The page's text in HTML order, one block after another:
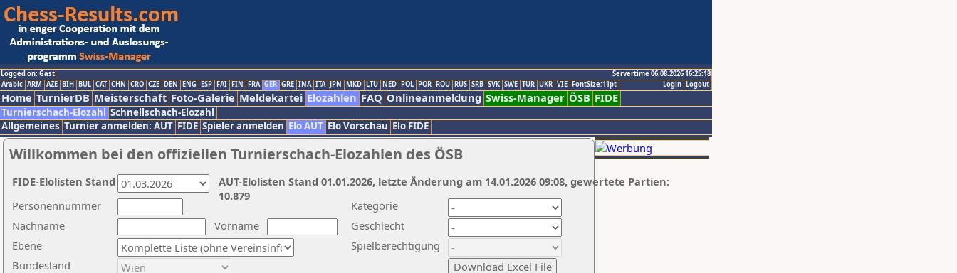
Logged on: Gast
Servertime 06.08.2026 16:25:18
Logout
Login
Arabic ARM AZE BIH BUL CAT CHN CRO CZE DEN ENG ESP FAI FIN FRA GER GRE INA ITA JPN MKD LTU NED POL POR ROU RUS SRB SVK SWE TUR UKR VIE FontSize:11pt
Home TurnierDB Meisterschaft Foto-Galerie Meldekartei Elozahlen FAQ Onlineanmeldung Swiss-Manager ÖSB FIDE
Turnierschach-Elozahl Schnellschach-Elozahl
Allgemeines Turnier anmelden: AUT FIDE Spieler anmelden Elo AUT Elo Vorschau Elo FIDE
Willkommen bei den offiziellen Turnierschach-Elozahlen des ÖSB
Nachname
Vorname
Ebene
Kategorie
Personennummer
Bundesland
Geschlecht
Spielberechtigung
AUT-Elolisten Stand 01.01.2026, letzte Änderung am 14.01.2026 09:08, gewertete Partien:
10.879
FIDE-Elolisten Stand